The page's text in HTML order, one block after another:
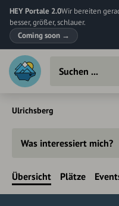
HEY Portale 2.0Wir bereiten
besser, größer, schlauer.
Coming soon →
Ulrichsberg
Was interessiert mich?
Übersicht Plätze